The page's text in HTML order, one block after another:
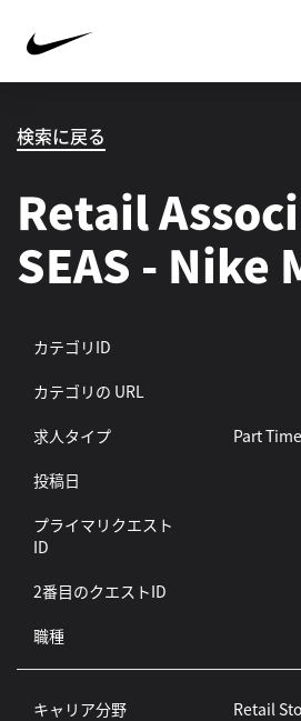
検索に戻る
Retail
SEAS - Nike
カテゴリID
カテゴリの URL
求人タイプ
Part Time
投稿日
プライマリクエスト
ID
2番目のクエストID
職種
キャリア分野
Retail